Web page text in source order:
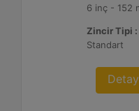
6 inç - 152
Zincir Tipi :
Standart
Detay